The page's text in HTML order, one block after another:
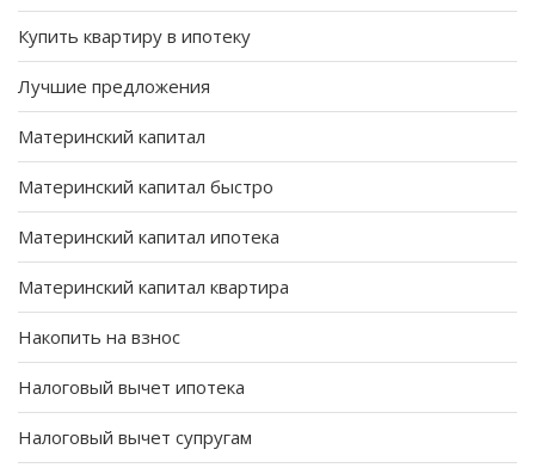
Купить квартиру в ипотеку
Лучшие предложения
Материнский капитал
Материнский капитал быстро
Материнский капитал ипотека
Материнский капитал квартира
Накопить на взнос
Налоговый вычет ипотека
Налоговый вычет супругам